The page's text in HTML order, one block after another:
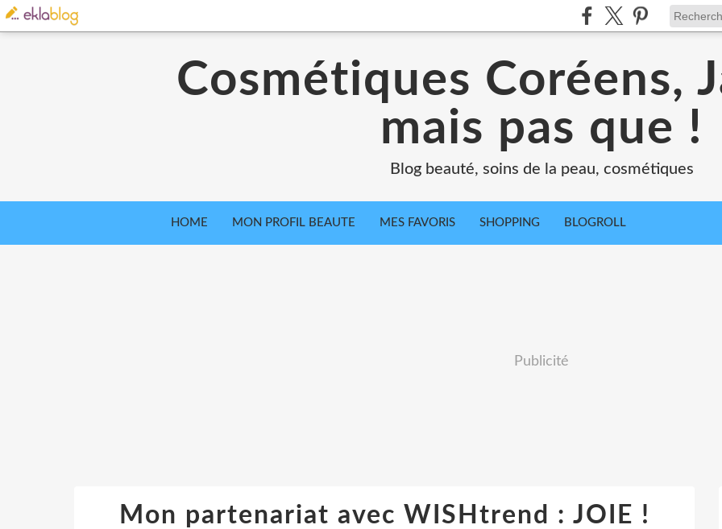
Cosmétiques Coréens,
mais pas que !
Blog beauté, soins de la peau, cosmétiques
HOME MON PROFIL BEAUTE MES FAVORIS SHOPPING BLOGROLL
Publicité
Mon partenariat avec WISHtrend : JOIE !